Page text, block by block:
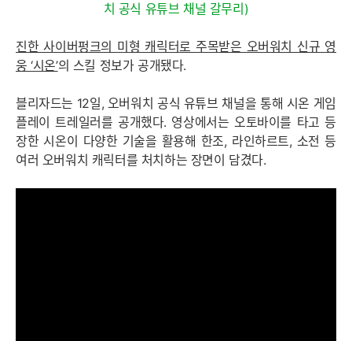
치 공식 유튜브 채널 갈무리)
진한 사이버펑크의 미형 캐릭터로 주목받은 오버워치 신규 영
웅 ‘시온’의 스킬 정보가 공개됐다.
블리자드는 12일, 오버워치 공식 유튜브 채널을 통해 시온 게임
플레이 트레일러를 공개했다. 영상에서는 오토바이를 타고 등
장한 시온이 다양한 기술을 활용해 한조, 라인하르트, 소전 등
여러 오버워치 캐릭터를 처치하는 장면이 담겼다.